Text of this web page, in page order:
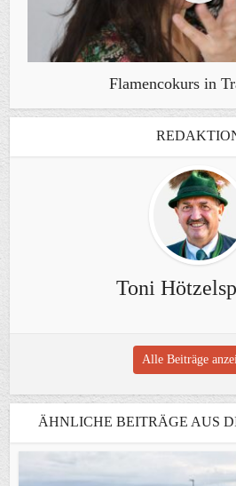
Flamencokurs in
Toni
Alle Beiträge
ÄHNLICHE BEITRÄGE AUS